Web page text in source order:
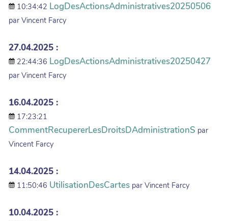
10:34:42 LogDesActionsAdministratives20250506
par Vincent Farcy
27.04.2025 :
22:44:36 LogDesActionsAdministratives20250427
par Vincent Farcy
16.04.2025 :
17:23:21
CommentRecupererLesDroitsDAdministrationS par
Vincent Farcy
14.04.2025 :
11:50:46 UtilisationDesCartes par Vincent Farcy
10.04.2025 :